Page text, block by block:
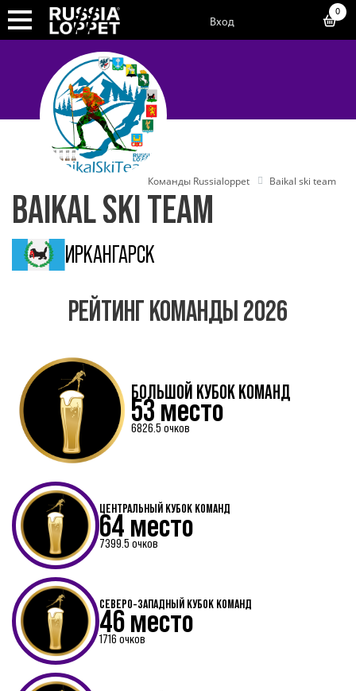
Вход
0
Команды Russialoppet Baikal ski team
BAIKAL SKI TEAM
ИРКАНГАРСК
РЕЙТИНГ КОМАНДЫ 2026
БОЛЬШОЙ КУБОК КОМАНД
53 место
6826.5 очков
ЦЕНТРАЛЬНЫЙ КУБОК КОМАНД
64 место
7399.5 очков
СЕВЕРО-ЗАПАДНЫЙ КУБОК КОМАНД
46 место
1716 очков